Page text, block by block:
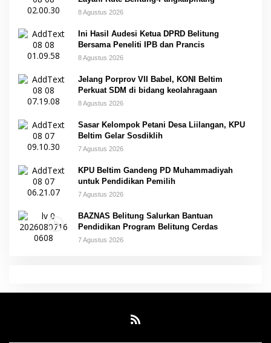
8 Agustus 2026
Ini Hasil Audesi Ketua DPRD Belitung
Bersama Peneliti IPB dan Prancis
8 Agustus 2026
Jelang Porprov VII Babel, KONI Beltim
Perkuat SDM di bidang keolahragaan
8 Agustus 2026
Sasar Kelompok Petani Desa Liilangan, KPU
Beltim Gelar Sosdiklih
7 Agustus 2026
KPU Beltim Gandeng PD Muhammadiyah
untuk Pendidikan Pemilih
7 Agustus 2026
BAZNAS Belitung Salurkan Bantuan
Pendidikan Program Belitung Cerdas
7 Agustus 2026